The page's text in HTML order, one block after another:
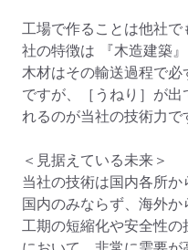
工場で作ることは他社
社の特徴は 『木造建築』
木材はその輸送過程で
ですが、［うねり］が
れるのが当社の技術力で
＜見据えている未来＞
当社の技術は国内各所
国内のみならず、海外か
工期の短縮化や安全性